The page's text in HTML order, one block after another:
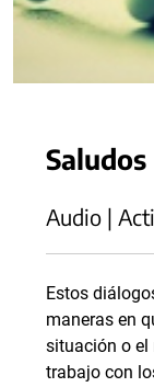
Saludos
Audio |
Estos
maneras en
situación o el
trabajo con